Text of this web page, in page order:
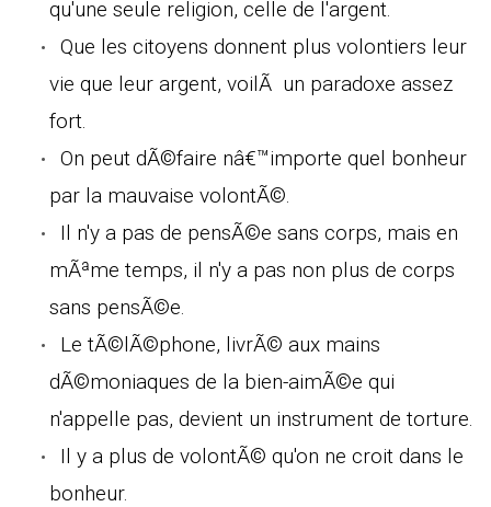
qu'une seule religion, celle de l'argent.
Que les citoyens donnent plus volontiers leur
vie que leur argent, voilÃ un paradoxe assez
fort.
On peut dÃ©faire nâ€™importe quel bonheur
par la mauvaise volontÃ©.
Il n'y a pas de pensÃ©e sans corps, mais en
mÃªme temps, il n'y a pas non plus de corps
sans pensÃ©e.
Le tÃ©lÃ©phone, livrÃ© aux mains
dÃ©moniaques de la bien-aimÃ©e qui
n'appelle pas, devient un instrument de torture.
Il y a plus de volontÃ© qu'on ne croit dans le
bonheur.